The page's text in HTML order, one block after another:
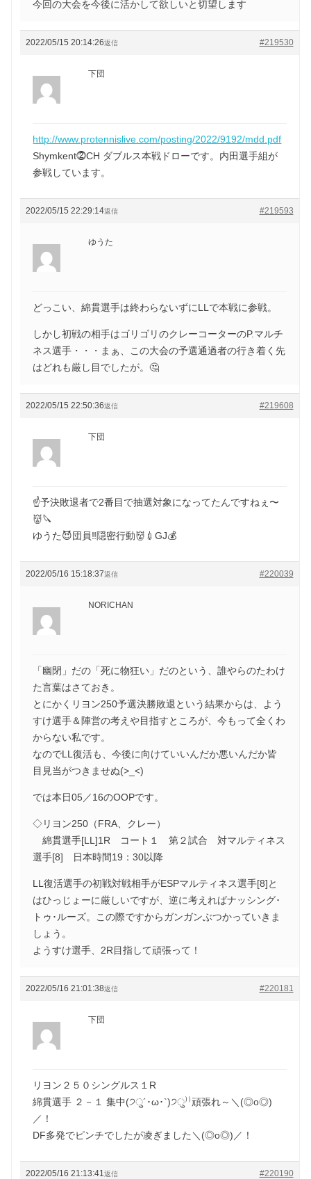
今回の大会を今後に活かして欲しいと切望します
2022/05/15 20:14:26 #219530
返信
下団
http://www.protennislive.com/posting/2022/9192/mdd.pdf
Shymkent⓶CH ダブルス本戦ドローです。内田選手組が
参戦しています。
2022/05/15 22:29:14 #219593
返信
ゆうた
どっこい、綿貫選手は終わらないずにLLで本戦に参戦。
しかし初戦の相手はゴリゴリのクレーコーターのP.マルチ
ネス選手・・・まぁ、この大会の予選通過者の行き着く先
はどれも厳し目でしたが。🤔
2022/05/15 22:50:36 #219608
返信
下団
☝️予決敗退者で2番目で抽選対象になってたんですねぇ〜
👹🔪
ゆうた😈団員‼️隠密行動👹💉GJ💰
2022/05/16 15:18:37 #220039
返信
NORICHAN
「幽閉」だの「死に物狂い」だのという、誰やらのたわけ
た言葉はさておき。
とにかくリヨン250予選決勝敗退という結果からは、よう
すけ選手＆陣営の考えや目指すところが、今もって全くわ
からない私です。
なのでLL復活も、今後に向けていいんだか悪いんだか皆
目見当がつきませぬ(>_<)
では本日05／16のOOPです。
◇リヨン250（FRA、クレー）
綿貫選手[LL]1R コート１ 第２試合 対マルティネス
選手[8] 日本時間19：30以降
LL復活選手の初戦対戦相手がESPマルティネス選手[8]と
はひっじょーに厳しいですが、逆に考えればナッシング･
トゥ･ルーズ。この際ですからガンガンぶつかっていきま
しょう。
ようすけ選手、2R目指して頑張って！
2022/05/16 21:01:38 #220181
返信
下団
リヨン２５０シングルス１R
綿貫選手 ２－１ 集中(੭ु´･ω･`)੭ु⁾⁾頑張れ～＼(◎o◎)
／！
DF多発でピンチでしたが凌ぎました＼(◎o◎)／！
2022/05/16 21:13:41 #220190
返信